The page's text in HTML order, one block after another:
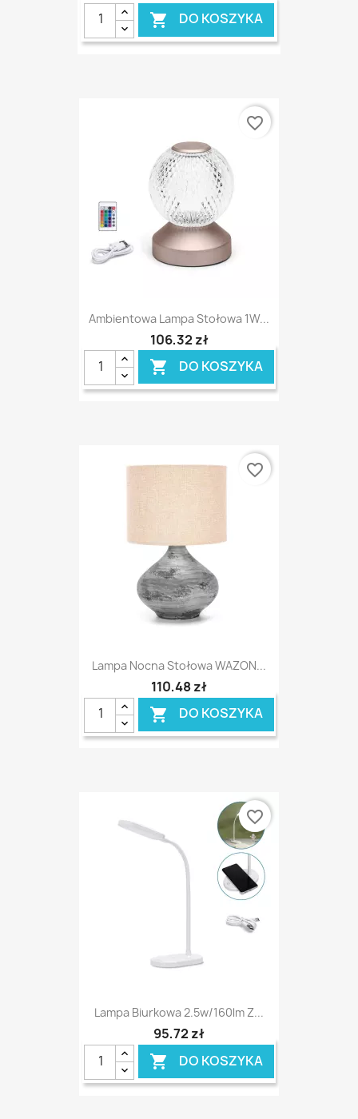
 DO KOSZYKA
Ambientowa Lampa Stołowa 1W...
106,32 zł
 DO KOSZYKA
favorite_border
Lampa Nocna Stołowa WAZON...
110,48 zł
 DO KOSZYKA
favorite_border
Lampa Biurkowa 2.5w/160lm Z...
95,72 zł
 DO KOSZYKA
favorite_border